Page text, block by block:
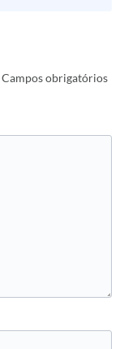
Campos obrigatórios